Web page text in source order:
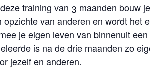
training van 3 maanden bouw
opzichte van anderen en wordt het
je eigen leven van binnenuit
is na de drie maanden zo
jezelf en anderen.